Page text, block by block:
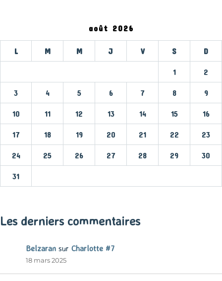
août 2026
L M M J V S D
1 2
3 4 5 6 7 8 9
10 11 12 13 14 15 16
17 18 19 20 21 22 23
24 25 26 27 28 29 30
31
Les derniers commentaires
Belzaran sur Charlotte #7
18 mars 2025